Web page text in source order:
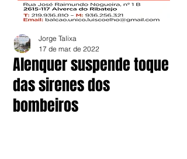
Alenquer suspende toque
das sirenes dos
bombeiros
Jorge Talixa
17 de mar. de 2022